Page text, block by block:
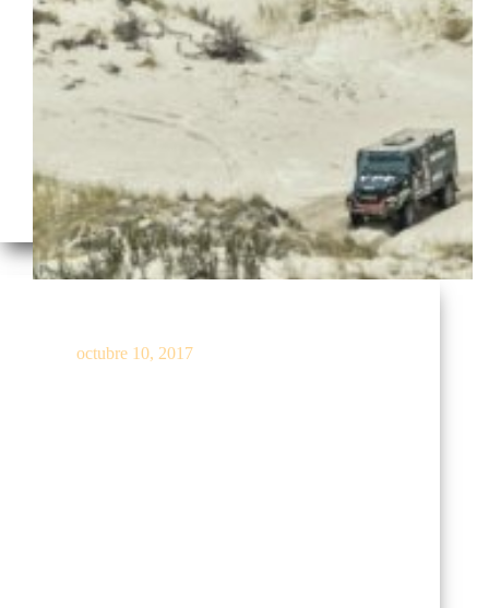
octubre 10, 2017